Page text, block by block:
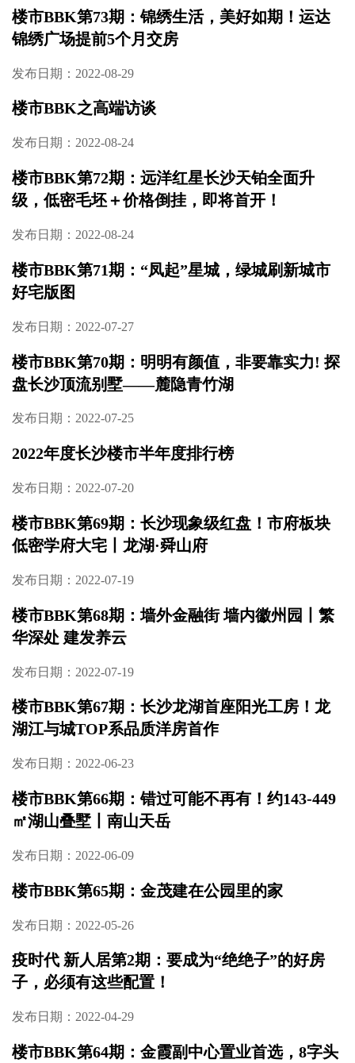
楼市BBK第73期：锦绣生活，美好如期！运达
锦绣广场提前5个月交房
发布日期：2022-08-29
楼市BBK之高端访谈
发布日期：2022-08-24
楼市BBK第72期：远洋红星长沙天铂全面升
级，低密毛坯＋价格倒挂，即将首开！
发布日期：2022-08-24
楼市BBK第71期：“凤起”星城，绿城刷新城市
好宅版图
发布日期：2022-07-27
楼市BBK第70期：明明有颜值，非要靠实力! 探
盘长沙顶流别墅——麓隐青竹湖
发布日期：2022-07-25
2022年度长沙楼市半年度排行榜
发布日期：2022-07-20
楼市BBK第69期：长沙现象级红盘！市府板块
低密学府大宅丨龙湖·舜山府
发布日期：2022-07-19
楼市BBK第68期：墙外金融街 墙内徽州园丨繁
华深处 建发养云
发布日期：2022-07-19
楼市BBK第67期：长沙龙湖首座阳光工房！龙
湖江与城TOP系品质洋房首作
发布日期：2022-06-23
楼市BBK第66期：错过可能不再有！约143-449
㎡湖山叠墅丨南山天岳
发布日期：2022-06-09
楼市BBK第65期：金茂建在公园里的家
发布日期：2022-05-26
疫时代 新人居第2期：要成为“绝绝子”的好房
子，必须有这些配置！
发布日期：2022-04-29
楼市BBK第64期：金霞副中心置业首选，8字头